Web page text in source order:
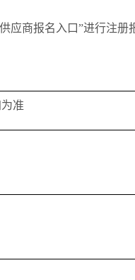
应商报名入口”进行注册
准